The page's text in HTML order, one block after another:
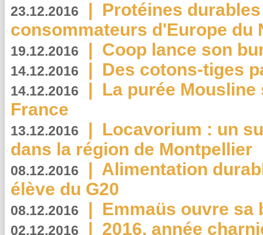
23.12.2016 | Protéines
consommateurs d'Europe du
19.12.2016 | Coop lance son
14.12.2016 | Des cotons-tiges
14.12.2016 | La purée
France
13.12.2016 | Locavorium : un
dans la région de Montpellier
08.12.2016 | Alimentation
élève du G20
08.12.2016 | Emmaüs ouvre sa
02.12.2016 | 2016, année